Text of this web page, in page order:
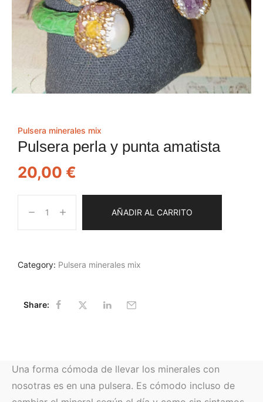
Pulsera minerales mix
Pulsera perla y punta amatista
20,00 €
AÑADIR AL CARRITO
Category: Pulsera minerales mix
Share:
Una forma cómoda de llevar los minerales con
nosotras es en una pulsera. Es cómodo incluso de